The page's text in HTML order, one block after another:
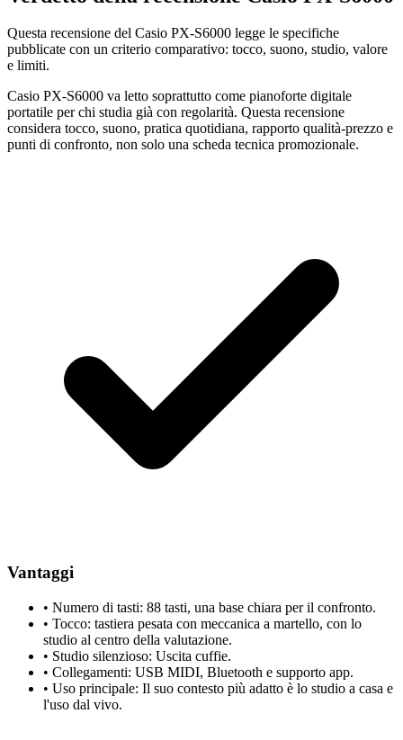
Questa recensione del Casio PX-S6000 legge le specifiche
pubblicate con un criterio comparativo: tocco, suono, studio, valore
e limiti.
Casio PX-S6000 va letto soprattutto come pianoforte digitale
portatile per chi studia già con regolarità. Questa recensione
considera tocco, suono, pratica quotidiana, rapporto qualità-prezzo e
punti di confronto, non solo una scheda tecnica promozionale.
Vantaggi
• Numero di tasti: 88 tasti, una base chiara per il confronto.
• Tocco: tastiera pesata con meccanica a martello, con lo
studio al centro della valutazione.
• Studio silenzioso: Uscita cuffie.
• Collegamenti: USB MIDI, Bluetooth e supporto app.
• Uso principale: Il suo contesto più adatto è lo studio a casa e
l'uso dal vivo.